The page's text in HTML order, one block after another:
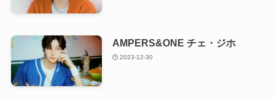
AMPERS&ONE チェ・ジホ
2023-12-30